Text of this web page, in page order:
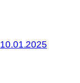
10.01.2025